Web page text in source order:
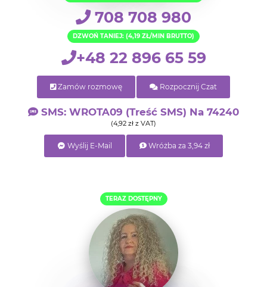
708 708 980
DZWOŃ TANIEJ: (4,19 ZŁ/MIN BRUTTO)
+48 22 896 65 59
Zamów rozmowę Rozpocznij Czat
SMS: WROTA09 (treść SMS) Na 74240
(4,92 zł z VAT)
Wyślij E-Mail Wróżba za 3,94 zł
TERAZ DOSTĘPNY